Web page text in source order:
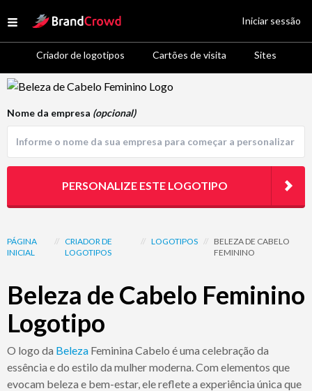
Open menu
Site Logo
Criador de logotipos Cartões de visita Sites
Iniciar sessão
Logo Template Preview
PÁGINA
INICIAL
// CRIADOR DE
LOGOTIPOS
// LOGOTIPOS //
BELEZA DE CABELO
FEMININO
Beleza de Cabelo Feminino
Logotipo
O logo da Beleza Feminina Cabelo é uma celebração da
essência e do estilo da mulher moderna. Com elementos que
evocam beleza e bem-estar, ele reflete a experiência única que
Nome da empresa (opcional)
PERSONALIZE ESTE LOGOTIPO